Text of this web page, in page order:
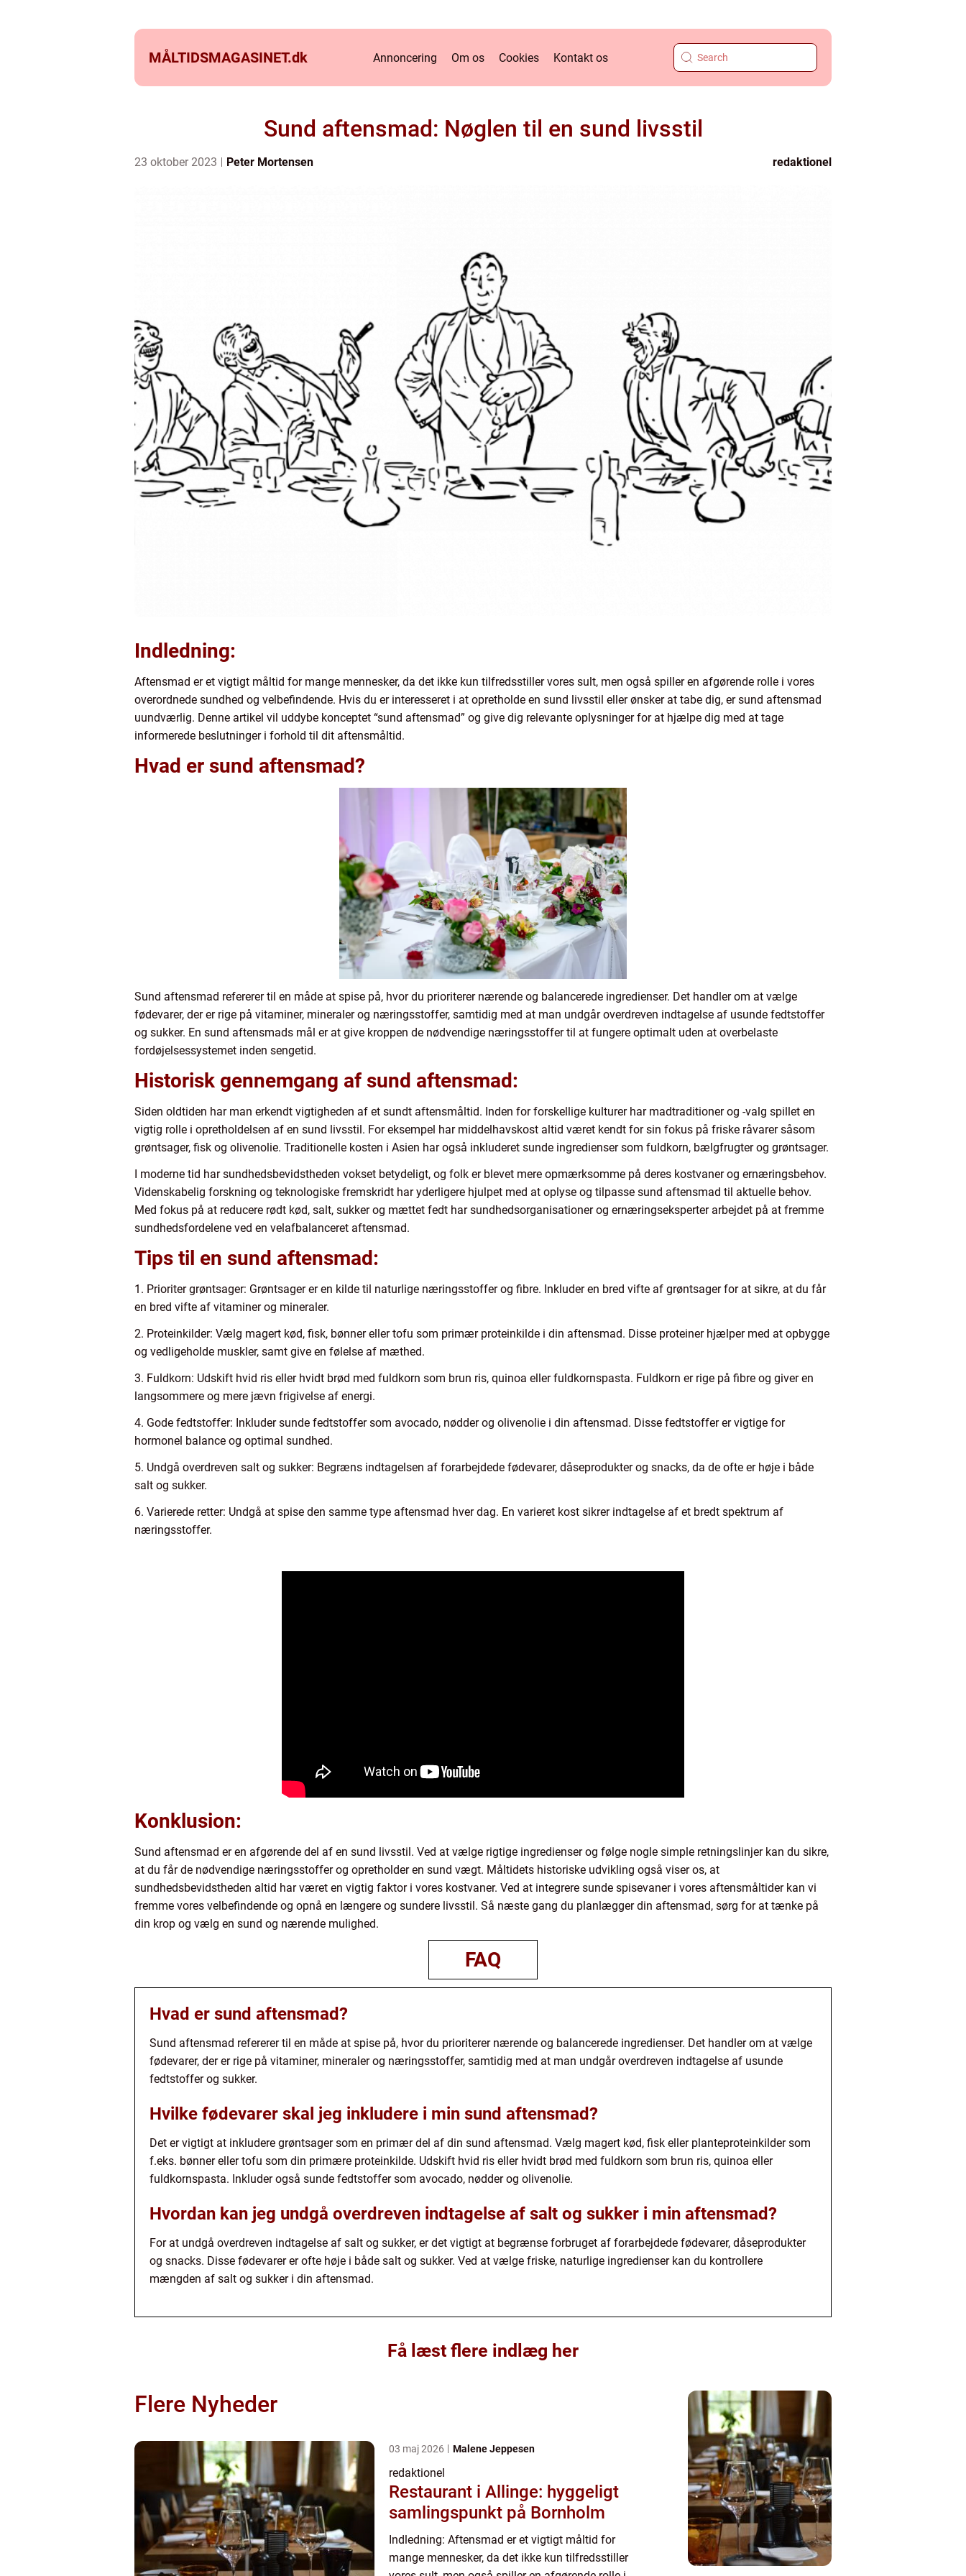
MÅLTIDSMAGASINET.dk Annoncering Om os Cookies Kontakt os
Sund aftensmad: Nøglen til en sund livsstil
23 oktober 2023 Peter Mortensen redaktionel
Indledning:
Aftensmad er et vigtigt måltid for mange mennesker, da det ikke kun tilfredsstiller vores sult, men også spiller en afgørende rolle i vores
overordnede sundhed og velbefindende. Hvis du er interesseret i at opretholde en sund livsstil eller ønsker at tabe dig, er sund aftensmad
uundværlig. Denne artikel vil uddybe konceptet “sund aftensmad” og give dig relevante oplysninger for at hjælpe dig med at tage
informerede beslutninger i forhold til dit aftensmåltid.
Hvad er sund aftensmad?
Sund aftensmad refererer til en måde at spise på, hvor du prioriterer nærende og balancerede ingredienser. Det handler om at vælge
fødevarer, der er rige på vitaminer, mineraler og næringsstoffer, samtidig med at man undgår overdreven indtagelse af usunde fedtstoffer
og sukker. En sund aftensmads mål er at give kroppen de nødvendige næringsstoffer til at fungere optimalt uden at overbelaste
fordøjelsessystemet inden sengetid.
Historisk gennemgang af sund aftensmad:
Siden oldtiden har man erkendt vigtigheden af et sundt aftensmåltid. Inden for forskellige kulturer har madtraditioner og -valg spillet en
vigtig rolle i opretholdelsen af en sund livsstil. For eksempel har middelhavskost altid været kendt for sin fokus på friske råvarer såsom
grøntsager, fisk og olivenolie. Traditionelle kosten i Asien har også inkluderet sunde ingredienser som fuldkorn, bælgfrugter og grøntsager.
I moderne tid har sundhedsbevidstheden vokset betydeligt, og folk er blevet mere opmærksomme på deres kostvaner og ernæringsbehov.
Videnskabelig forskning og teknologiske fremskridt har yderligere hjulpet med at oplyse og tilpasse sund aftensmad til aktuelle behov.
Med fokus på at reducere rødt kød, salt, sukker og mættet fedt har sundhedsorganisationer og ernæringseksperter arbejdet på at fremme
sundhedsfordelene ved en velafbalanceret aftensmad.
Tips til en sund aftensmad:
1. Prioriter grøntsager: Grøntsager er en kilde til naturlige næringsstoffer og fibre. Inkluder en bred vifte af grøntsager for at sikre, at du får
en bred vifte af vitaminer og mineraler.
2. Proteinkilder: Vælg magert kød, fisk, bønner eller tofu som primær proteinkilde i din aftensmad. Disse proteiner hjælper med at opbygge
og vedligeholde muskler, samt give en følelse af mæthed.
3. Fuldkorn: Udskift hvid ris eller hvidt brød med fuldkorn som brun ris, quinoa eller fuldkornspasta. Fuldkorn er rige på fibre og giver en
langsommere og mere jævn frigivelse af energi.
4. Gode fedtstoffer: Inkluder sunde fedtstoffer som avocado, nødder og olivenolie i din aftensmad. Disse fedtstoffer er vigtige for
hormonel balance og optimal sundhed.
5. Undgå overdreven salt og sukker: Begræns indtagelsen af forarbejdede fødevarer, dåseprodukter og snacks, da de ofte er høje i både
salt og sukker.
6. Varierede retter: Undgå at spise den samme type aftensmad hver dag. En varieret kost sikrer indtagelse af et bredt spektrum af
næringsstoffer.
Konklusion:
Sund aftensmad er en afgørende del af en sund livsstil. Ved at vælge rigtige ingredienser og følge nogle simple retningslinjer kan du sikre,
at du får de nødvendige næringsstoffer og opretholder en sund vægt. Måltidets historiske udvikling også viser os, at
sundhedsbevidstheden altid har været en vigtig faktor i vores kostvaner. Ved at integrere sunde spisevaner i vores aftensmåltider kan vi
fremme vores velbefindende og opnå en længere og sundere livsstil. Så næste gang du planlægger din aftensmad, sørg for at tænke på
din krop og vælg en sund og nærende mulighed.
FAQ
Hvad er sund aftensmad?
Sund aftensmad refererer til en måde at spise på, hvor du prioriterer nærende og balancerede ingredienser. Det handler om at vælge
fødevarer, der er rige på vitaminer, mineraler og næringsstoffer, samtidig med at man undgår overdreven indtagelse af usunde
fedtstoffer og sukker.
Hvilke fødevarer skal jeg inkludere i min sund aftensmad?
Det er vigtigt at inkludere grøntsager som en primær del af din sund aftensmad. Vælg magert kød, fisk eller planteproteinkilder som
f.eks. bønner eller tofu som din primære proteinkilde. Udskift hvid ris eller hvidt brød med fuldkorn som brun ris, quinoa eller
fuldkornspasta. Inkluder også sunde fedtstoffer som avocado, nødder og olivenolie.
Hvordan kan jeg undgå overdreven indtagelse af salt og sukker i min aftensmad?
For at undgå overdreven indtagelse af salt og sukker, er det vigtigt at begrænse forbruget af forarbejdede fødevarer, dåseprodukter
og snacks. Disse fødevarer er ofte høje i både salt og sukker. Ved at vælge friske, naturlige ingredienser kan du kontrollere
mængden af salt og sukker i din aftensmad.
Få læst flere indlæg her
Flere Nyheder
03 maj 2026 Malene Jeppesen
redaktionel
Restaurant i Allinge: hyggeligt
samlingspunkt på Bornholm
Indledning: Aftensmad er et vigtigt måltid for
mange mennesker, da det ikke kun tilfredsstiller